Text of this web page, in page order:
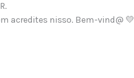
acredites nisso. Bem-vind@ 💛